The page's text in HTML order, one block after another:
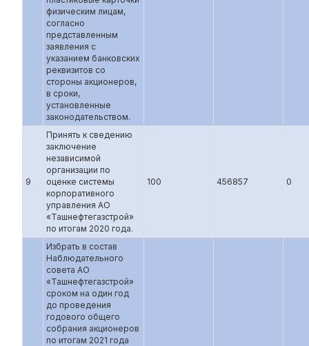
физическим лицам,
согласно
представленным
заявления с
указанием банковских
реквизитов со
стороны акционеров,
в сроки,
установленные
законодательством.
9
Принять к сведению
заключение
независимой
организации по
оценке системы
корпоративного
управления АО
«Ташнефтегазстрой»
по итогам 2020 года.
100 456857 0
Избрать в состав
Наблюдательного
совета АО
«Ташнефтегазстрой»
сроком на один год
до проведения
годового общего
собрания акционеров
по итогам 2021 года